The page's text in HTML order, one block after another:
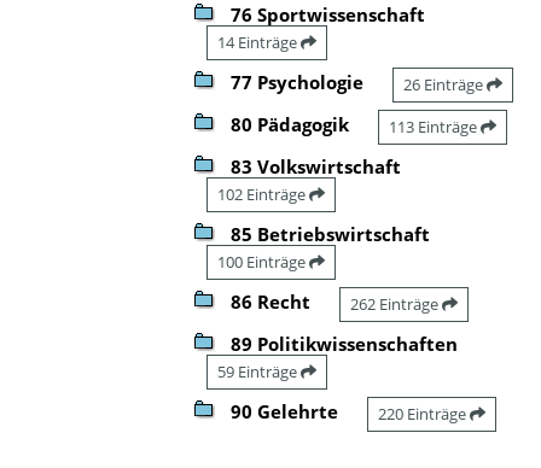
76 Sportwissenschaft
14 Einträge
77 Psychologie 26 Einträge
80 Pädagogik 113 Einträge
83 Volkswirtschaft
102 Einträge
85 Betriebswirtschaft
100 Einträge
86 Recht 262 Einträge
89 Politikwissenschaften
59 Einträge
90 Gelehrte 220 Einträge